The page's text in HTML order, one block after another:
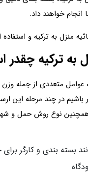
انجام خواهند داد.
منزل به ترکیه و
به ترکیه
به عوامل متعددی از
در چند مرحله این
نوع روش حمل و
بسته بندی و کارگر